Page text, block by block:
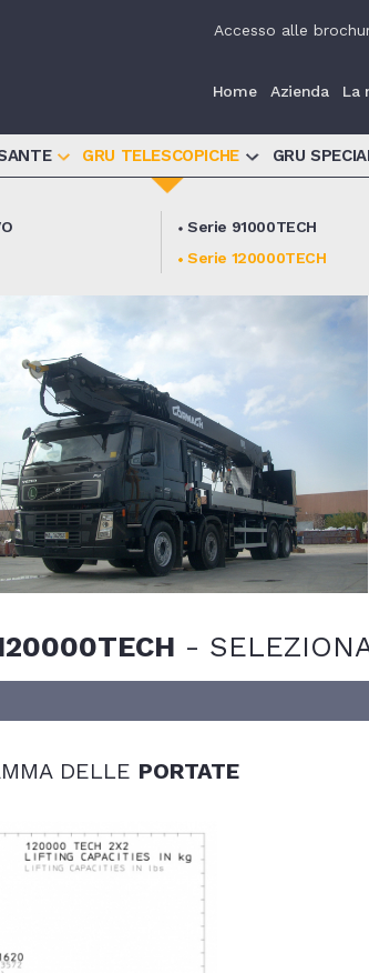
Accesso alle
Home Azienda La
GRU TELESCOPICHE GRU
Serie 91000TECH
Serie 120000TECH
-
DELLE PORTATE